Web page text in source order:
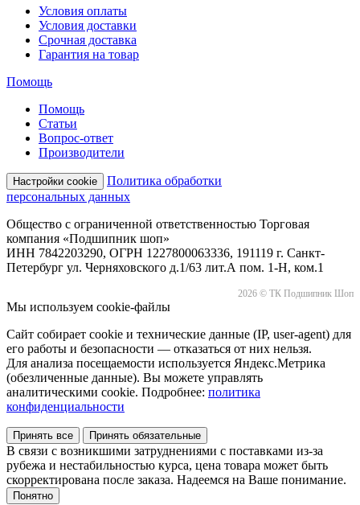
Условия оплаты
Условия доставки
Срочная доставка
Гарантия на товар
Помощь
Помощь
Статьи
Вопрос-ответ
Производители
Настройки cookie
Политика обработки
персональных данных
Общество с ограниченной ответственностью Торговая
компания «Подшипник шоп»
ИНН 7842203290, ОГРН 1227800063336, 191119 г. Санкт-
Петербург ул. Черняховского д.1/63 лит.А пом. 1-Н, ком.1
2026 © ТК Подшипник Шоп
Мы используем cookie-файлы
Сайт собирает cookie и технические данные (IP, user-agent) для
его работы и безопасности — отказаться от них нельзя.
Для анализа посещаемости используется Яндекс.Метрика
(обезличенные данные). Вы можете управлять
аналитическими cookie. Подробнее: политика
конфиденциальности
Принять все Принять обязательные
В связи с возникшими затруднениями с поставками из-за
рубежа и нестабильностью курса, цена товара может быть
скорректирована после заказа. Надеемся на Ваше понимание.
Понятно